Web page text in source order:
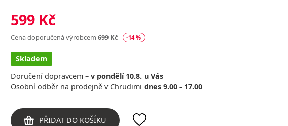
599 Kč
Cena doporučená výrobcem 699 Kč -14 %
Skladem
Doručení dopravcem – v pondělí 10.8. u Vás
Osobní odběr na prodejně v Chrudimi dnes 9.00 - 17.00
PŘIDAT DO KOŠÍKU